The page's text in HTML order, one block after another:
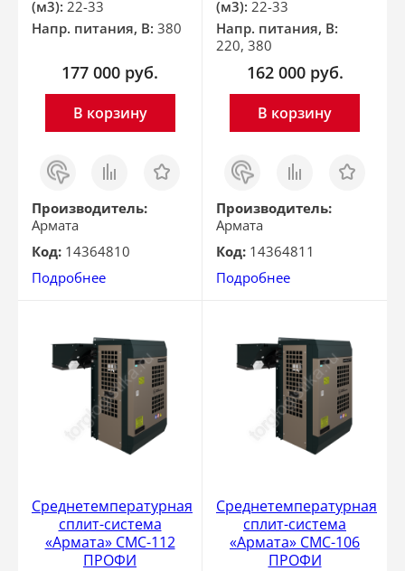
(м3): 22-33
Напр. питания, В: 380
177 000 руб.
В корзину
Заказ
в 1
клик
Сравнить Отложить
Производитель:
Армата
Код: 14364810
Подробнее
(м3): 22-33
Напр. питания, В:
220, 380
162 000 руб.
В корзину
Заказ
в 1
клик
Сравнить Отложить
Производитель:
Армата
Код: 14364811
Подробнее
Среднетемпературная
сплит-система
«Армата» СМС-112
ПРОФИ
Среднетемпературная
сплит-система
«Армата» СМС-106
ПРОФИ